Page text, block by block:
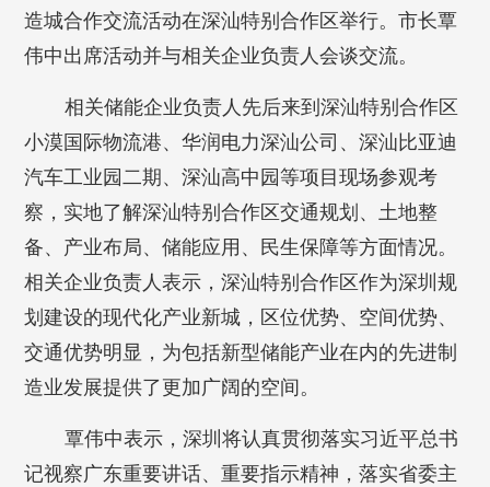
造城合作交流活动在深汕特别合作区举行。市长覃
伟中出席活动并与相关企业负责人会谈交流。
相关储能企业负责人先后来到深汕特别合作区
小漠国际物流港、华润电力深汕公司、深汕比亚迪
汽车工业园二期、深汕高中园等项目现场参观考
察，实地了解深汕特别合作区交通规划、土地整
备、产业布局、储能应用、民生保障等方面情况。
相关企业负责人表示，深汕特别合作区作为深圳规
划建设的现代化产业新城，区位优势、空间优势、
交通优势明显，为包括新型储能产业在内的先进制
造业发展提供了更加广阔的空间。
覃伟中表示，深圳将认真贯彻落实习近平总书
记视察广东重要讲话、重要指示精神，落实省委主